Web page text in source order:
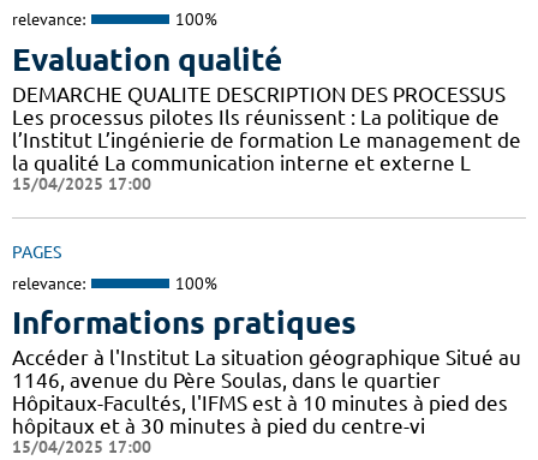
relevance: 100%
Evaluation qualité
DEMARCHE QUALITE DESCRIPTION DES PROCESSUS
Les processus pilotes Ils réunissent : La politique de
l’Institut L’ingénierie de formation Le management de
la qualité La communication interne et externe L
15/04/2025 17:00
PAGES
relevance: 100%
Informations pratiques
Accéder à l'Institut La situation géographique Situé au
1146, avenue du Père Soulas, dans le quartier
Hôpitaux-Facultés, l'IFMS est à 10 minutes à pied des
hôpitaux et à 30 minutes à pied du centre-vi
15/04/2025 17:00